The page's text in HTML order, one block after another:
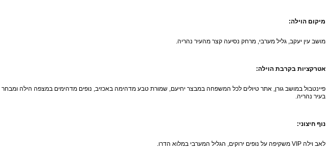
מיקום הוילה:
מושב עין יעקב, גליל מערבי, מרחק נסיעה קצר מהעיר נהריה.
אטרקציות בקרבת הוילה:
פיינטבול במושב גורן, אתר טיולים לכל המשפחה במבצר יחיעם, שמורת טבע מדהימה באכזיב, נופים מדהימים במצפה הילה
בעיר נהריה.
נוף חיצוני:
לאב וילה VIP משקיפה על נופים ירוקים, הגליל המערבי במלוא הדרו.